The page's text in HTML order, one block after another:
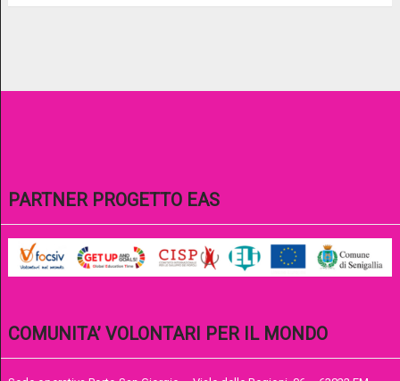
PARTNER PROGETTO EAS
COMUNITA’ VOLONTARI PER IL MONDO